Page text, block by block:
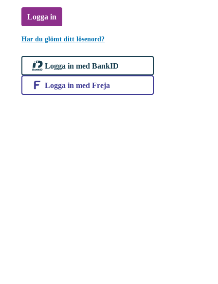
Logga in
Har du glömt ditt lösenord?
Logga in med BankID
Logga in med Freja